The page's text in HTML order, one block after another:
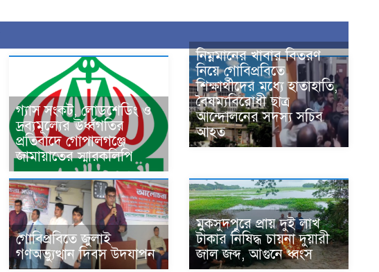
গ্যাস সংকট, লোডশেডিং ও
দ্রব্যমূল্যের ঊর্ধ্বগতির
প্রতিবাদে গোপালগঞ্জে
জামায়াতের স্মারকলিপি
নিম্নমানের খাবার বিতরণ
নিয়ে গোবিপ্রবিতে
শিক্ষার্থীদের মধ্যে হাতাহাতি,
বৈষম্যবিরোধী ছাত্র
আন্দোলনের সদস্য সচিব
আহত
গোবিপ্রবিতে জুলাই
গণঅভ্যুত্থান দিবস উদযাপন
মুকসুদপুরে প্রায় দুই লাখ
টাকার নিষিদ্ধ চায়না দুয়ারী
জাল জব্দ, আগুনে ধ্বংস